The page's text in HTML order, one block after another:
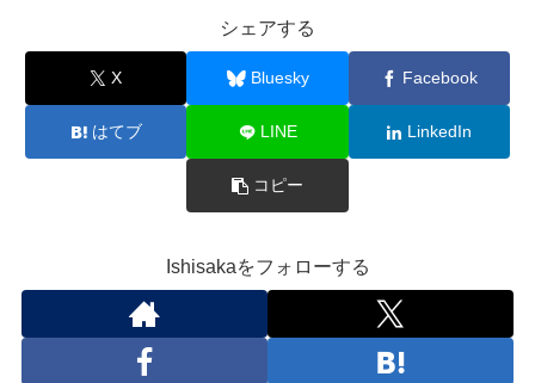
シェアする
X Bluesky Facebook
はてブ LINE LinkedIn
コピー
Ishisakaをフォローする